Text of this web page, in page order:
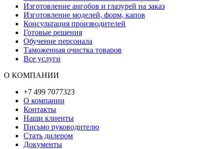
Изготовление ангобов и глазурей на заказ
Изготовление моделей, форм, капов
Консультация производителей
Готовые решения
Обучение персонала
Таможенная очистка товаров
Все услуги
О КОМПАНИИ
+7 499 7077323
О компании
Контакты
Наши клиенты
Письмо руководителю
Стать дилером
Документы